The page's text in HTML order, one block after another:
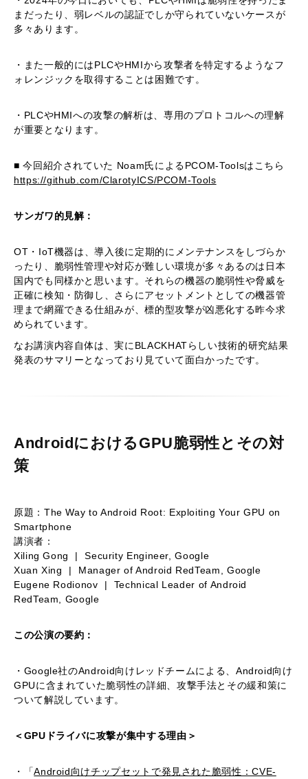
まだったり、弱レベルの認証でしか守られていないケースが
多々あります。
・また一般的にはPLCやHMIから攻撃者を特定するようなフ
ォレンジックを取得することは困難です。
・PLCやHMIへの攻撃の解析は、専用のプロトコルへの理解
が重要となります。
■ 今回紹介されていた Noam氏によるPCOM-Toolsはこちら
https://github.com/ClarotyICS/PCOM-Tools
サンガワ的見解：
OT・IoT機器は、導入後に定期的にメンテナンスをしづらか
ったり、脆弱性管理や対応が難しい環境が多々あるのは日本
国内でも同様かと思います。それらの機器の脆弱性や脅威を
正確に検知・防御し、さらにアセットメントとしての機器管
理まで網羅できる仕組みが、標的型攻撃が凶悪化する昨今求
められています。
なお講演内容自体は、実にBLACKHATらしい技術的研究結果
発表のサマリーとなっており見ていて面白かったです。
AndroidにおけるGPU脆弱性とその対
策
原題：The Way to Android Root: Exploiting Your GPU on
Smartphone
講演者：
Xiling Gong | Security Engineer, Google
Xuan Xing | Manager of Android RedTeam, Google
Eugene Rodionov | Technical Leader of Android
RedTeam, Google
この公演の要約：
・Google社のAndroid向けレッドチームによる、Android向け
GPUに含まれていた脆弱性の詳細、攻撃手法とその緩和策に
ついて解説しています。
＜GPUドライバに攻撃が集中する理由＞
・「Android向けチップセットで発見された脆弱性：CVE-